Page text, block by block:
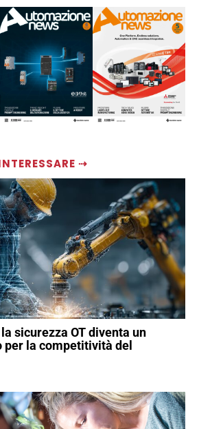
⇢
sicurezza OT diventa un
la competitività del